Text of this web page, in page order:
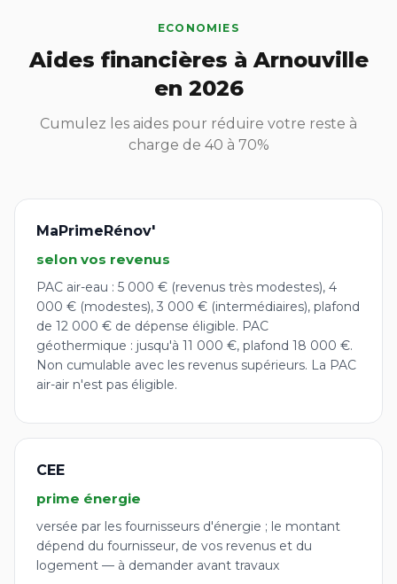
ECONOMIES
Aides financières à Arnouville
en 2026
Cumulez les aides pour réduire votre reste à
charge de 40 à 70%
MaPrimeRénov'
selon vos revenus
PAC air-eau : 5 000 € (revenus très modestes), 4
000 € (modestes), 3 000 € (intermédiaires), plafond
de 12 000 € de dépense éligible. PAC
géothermique : jusqu'à 11 000 €, plafond 18 000 €.
Non cumulable avec les revenus supérieurs. La PAC
air-air n'est pas éligible.
CEE
prime énergie
versée par les fournisseurs d'énergie ; le montant
dépend du fournisseur, de vos revenus et du
logement — à demander avant travaux